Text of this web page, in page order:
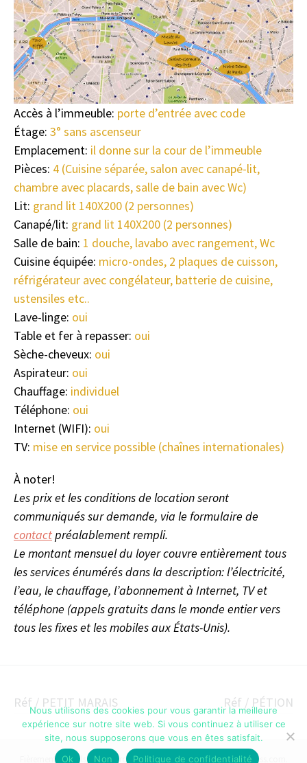
Accès à l’immeuble: porte d’entrée avec code
Étage: 3° sans ascenseur
Emplacement: il donne sur la cour de l’immeuble
Pièces: 4 (Cuisine séparée, salon avec canapé-lit,
chambre avec placards, salle de bain avec Wc)
Lit: grand lit 140X200 (2 personnes)
Canapé/lit: grand lit 140X200 (2 personnes)
Salle de bain: 1 douche, lavabo avec rangement, Wc
Cuisine équipée: micro-ondes, 2 plaques de cuisson,
réfrigérateur avec congélateur, batterie de cuisine,
ustensiles etc..
Lave-linge: oui
Table et fer à repasser: oui
Sèche-cheveux: oui
Aspirateur: oui
Chauffage: individuel
Téléphone: oui
Internet (WIFI): oui
TV: mise en service possible (chaînes internationales)
À noter!
Les prix et les conditions de location seront
communiqués sur demande, via le formulaire de
contactpréalablement rempli.
Le montant mensuel du loyer couvre entièrement tous
les services énumérés dans la description: l’électricité,
l’eau, le chauffage, l’abonnement à Internet, TV et
téléphone (appels gratuits dans le monde entier vers
tous les fixes et les mobiles aux États-Unis).
Navigation
des
articles
Réf / PETIT MARAIS Réf / PÉTION
Fièrement propulsé par WordPress |Thème Illustratr parWordPress.com
Nous utilisons des cookies pour vous garantir la meilleure
expérience sur notre site web. Si vous continuez à utiliser ce
site, nous supposerons que vous en êtes satisfait.
Ok
Non Politique de confidentialité